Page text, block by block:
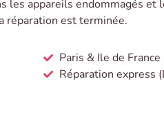
les appareils endommagés et
réparation est terminée.
Paris & Ile de France
Réparation express